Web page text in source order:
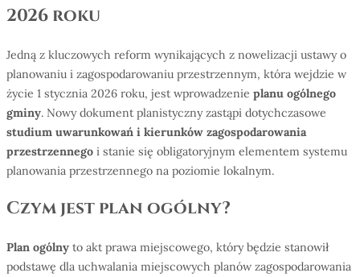
2026 roku
Jedną z kluczowych reform wynikających z nowelizacji ustawy o
planowaniu i zagospodarowaniu przestrzennym, która wejdzie w
życie 1 stycznia 2026 roku, jest wprowadzenie planu ogólnego
gminy. Nowy dokument planistyczny zastąpi dotychczasowe
studium uwarunkowań i kierunków zagospodarowania
przestrzennego i stanie się obligatoryjnym elementem systemu
planowania przestrzennego na poziomie lokalnym.
Czym jest plan ogólny?
Plan ogólny to akt prawa miejscowego, który będzie stanowił
podstawę dla uchwalania miejscowych planów zagospodarowania